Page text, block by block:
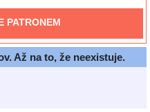
PATRONEM
Až na to, že neexistuje.